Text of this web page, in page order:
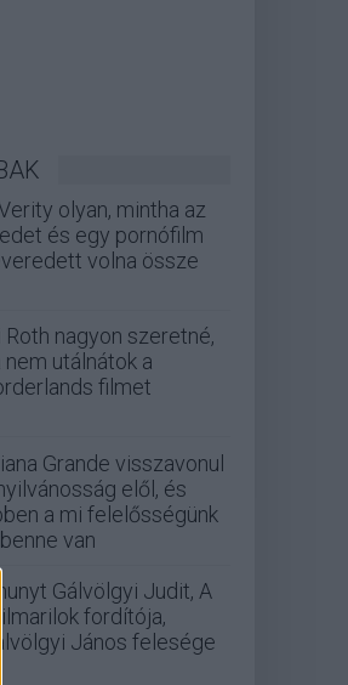
olyan, mintha az
és egy pornófilm
volna össze
Roth nagyon szeretné,
nem utálnátok a
filmet
Grande visszavonul
elől, és
a mi felelősségünk
van
Gálvölgyi Judit, A
fordítója,
János felesége